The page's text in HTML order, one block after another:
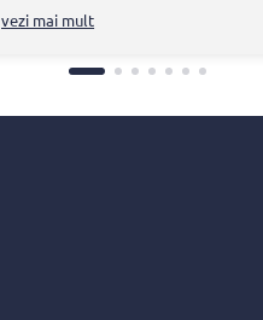
Echipa chiar m-a ajutat sa intru in
posestia produselor in doar cateva
vezi mai mult